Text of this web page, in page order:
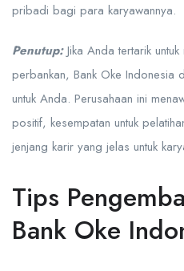
pribadi bagi para karyawannya.
Penutup:Jika Anda tertarik
perbankan, Bank Oke Indonesia
untuk Anda. Perusahaan ini
positif, kesempatan untuk
jenjang karir yang jelas untuk
Tips
Bank Oke